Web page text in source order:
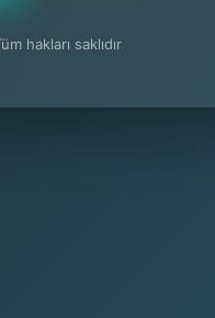
hakları saklıdır